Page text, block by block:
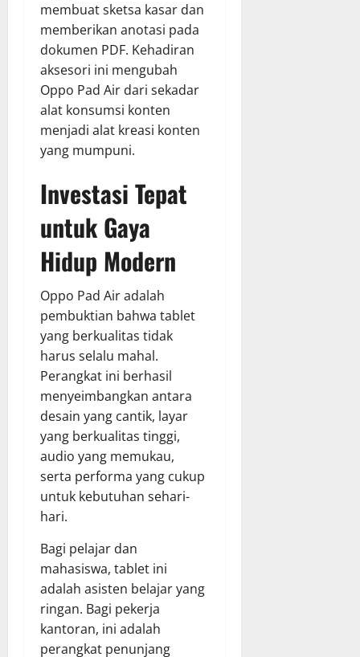
membuat sketsa kasar dan
memberikan anotasi pada
dokumen PDF. Kehadiran
aksesori ini mengubah
Oppo Pad Air dari sekadar
alat konsumsi konten
menjadi alat kreasi konten
yang mumpuni.
Investasi Tepat
untuk Gaya
Hidup Modern
Oppo Pad Air adalah
pembuktian bahwa tablet
yang berkualitas tidak
harus selalu mahal.
Perangkat ini berhasil
menyeimbangkan antara
desain yang cantik, layar
yang berkualitas tinggi,
audio yang memukau,
serta performa yang cukup
untuk kebutuhan sehari-
hari.
Bagi pelajar dan
mahasiswa, tablet ini
adalah asisten belajar yang
ringan. Bagi pekerja
kantoran, ini adalah
perangkat penunjang